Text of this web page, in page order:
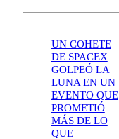
UN COHETE
DE SPACEX
GOLPEÓ LA
LUNA EN UN
EVENTO QUE
PROMETIÓ
MÁS DE LO
QUE